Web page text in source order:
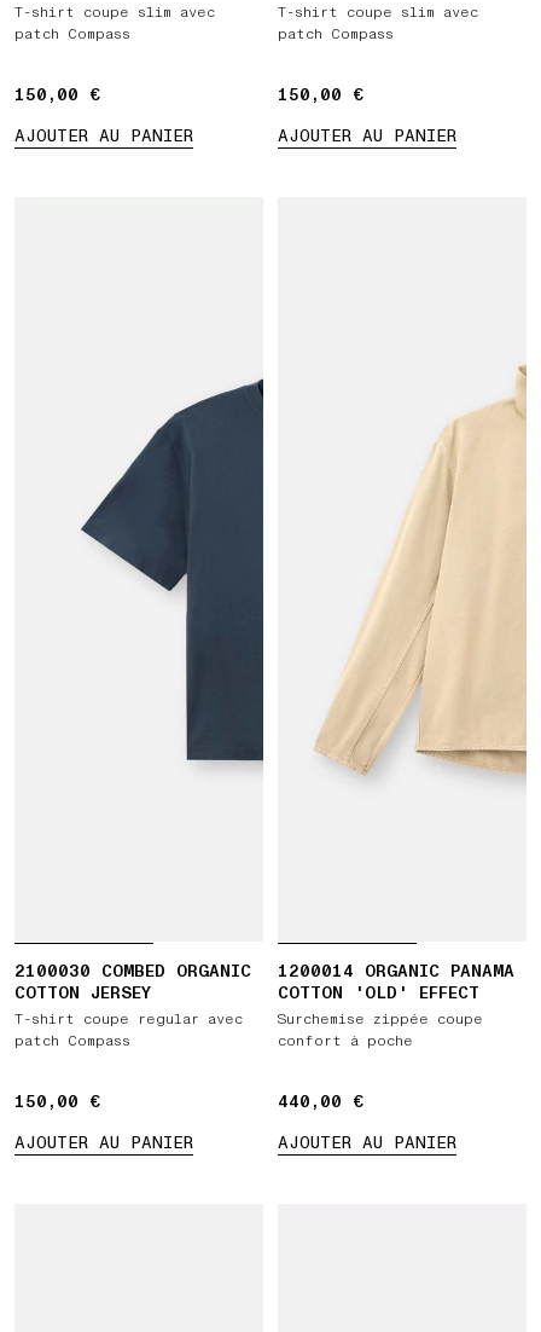
T-shirt coupe slim avec
patch Compass
150,00 €
150,00 €
AJOUTER AU PANIER
T-shirt coupe slim avec
patch Compass
150,00 €
150,00 €
AJOUTER AU PANIER
2100030 COMBED ORGANIC
COTTON JERSEY
T-shirt coupe regular avec
patch Compass
150,00 €
150,00 €
AJOUTER AU PANIER
1200014 ORGANIC PANAMA
COTTON 'OLD' EFFECT
Surchemise zippée coupe
confort à poche
440,00 €
440,00 €
AJOUTER AU PANIER